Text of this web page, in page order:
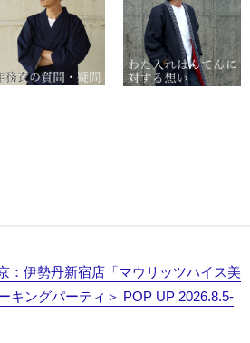
：伊勢丹新宿店「マウリッツハイス美
キングパーティ＞ POP UP 2026.8.5-